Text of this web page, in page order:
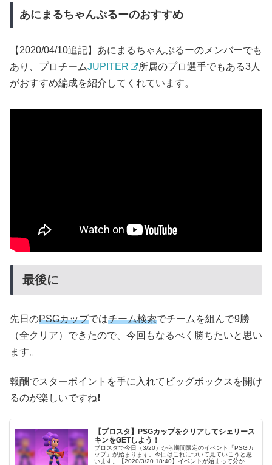
あにまるちゃんぷるーのおすすめ
【2020/04/10追記】あにまるちゃんぷるーのメンバーでも
あり、プロチームJUPITER
所属のプロ選手でもある3人
がおすすめ編成を紹介してくれています。
最後に
先日のPSGカップではチーム検索でチームを組んで9勝
（全クリア）できたので、今回もなるべく勝ちたいと思い
ます。
報酬でスターポイントを手に入れてビッグボックスを開け
るのが楽しいですね❗
【ブロスタ】PSGカップをクリアしてシェリース
キンをGETしよう！
ブロスタで今日（3/20）から期間限定のイベント「PSGカ
ップ」が始まります。今回はこれについて見ていこうと思
います。【2020/3/20 18:40】イベントが始まって分かっ